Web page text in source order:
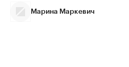
Марина Маркевич